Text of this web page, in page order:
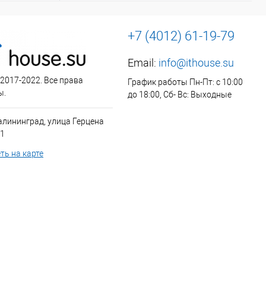
2022. Все права
улица Герцена
на карте
+7 (4012) 61-19-79
Email: info@ithouse.su
График работы Пн-Пт: с 10:00
до 18:00, Сб- Вс: Выходные